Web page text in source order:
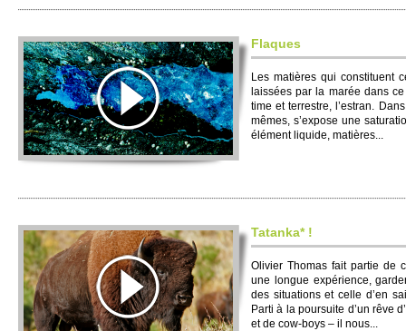
Flaques
Les matières qui consti­tuent
laissées par la marée dans
time et te­rre­stre, l’es­tran.
mêmes, s’expose une
élément li­quide, matières...
Tatanka* !
Olivier Tho­mas fait partie de
une longue expéri­ence,
des si­tuati­ons et celle d’en
Parti à la po­ursuite d’un rêve
et de cow-boys – il nous...